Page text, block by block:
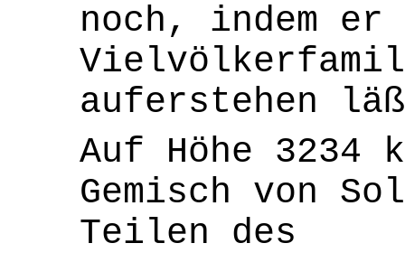
noch, indem
auferstehen
Auf Höhe 3234
Gemisch von
Teilen des